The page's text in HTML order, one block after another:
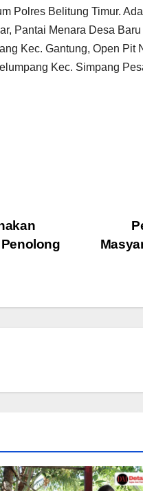
Polres Belitung Timur.
Pantai Menara Desa
Kec. Gantung, Open
Kec. Simpang